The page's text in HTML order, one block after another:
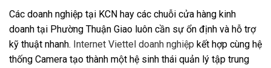
Các doanh nghiệp tại KCN hay các chuỗi cửa hàng kinh
doanh tại Phường Thuận Giao luôn cần sự ổn định và hỗ trợ
kỹ thuật nhanh. Internet Viettel doanh nghiệp kết hợp cùng hệ
thống Camera tạo thành một hệ sinh thái quản lý tập trung